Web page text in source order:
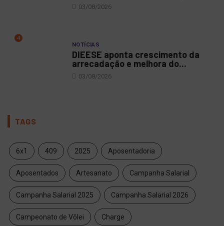
03/08/2026
4
NOTÍCIAS
DIEESE aponta crescimento da
arrecadação e melhora do...
03/08/2026
TAGS
6x1 409 2025 Aposentadoria
Aposentados Artesanato Campanha Salarial
Campanha Salarial 2025 Campanha Salarial 2026
Campeonato de Vôlei Charge